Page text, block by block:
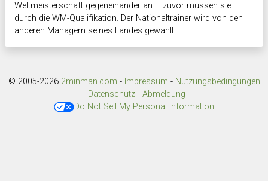
Weltmeisterschaft gegeneinander an – zuvor müssen sie
durch die WM-Qualifikation. Der Nationaltrainer wird von den
anderen Managern seines Landes gewählt.
© 2005-2026 2minman.com - Impressum - Nutzungsbedingungen
- Datenschutz- Abmeldung
Do Not Sell My Personal Information